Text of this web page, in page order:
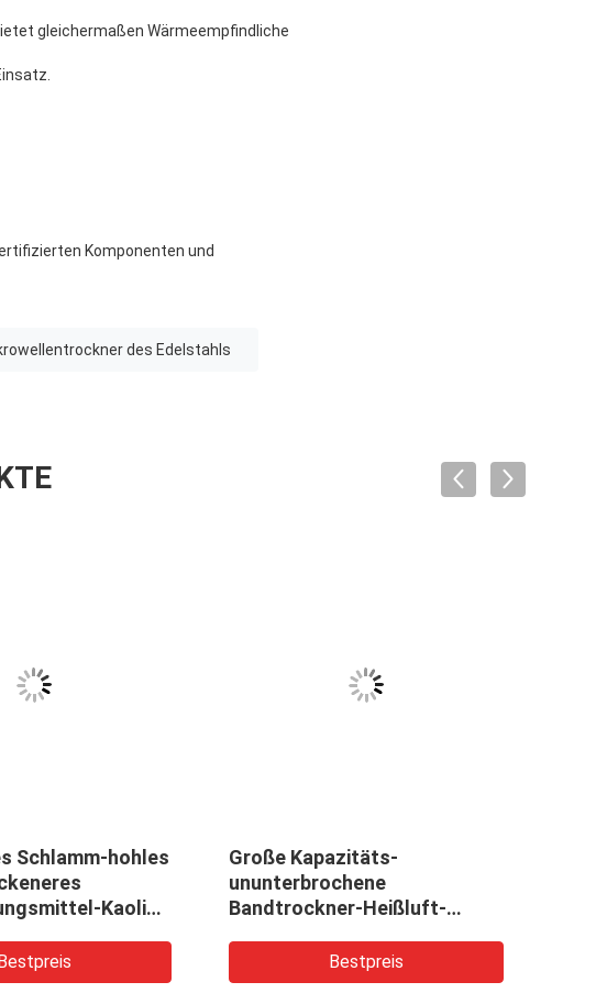
gleichermaßen Wärmeempfindliche
Komponenten und
des Edelstahls
Schlamm-hohles
Kaolin
Große Kapazitäts-
ununterbrochene
Bandtrockner-Heißluft-
Bestpreis